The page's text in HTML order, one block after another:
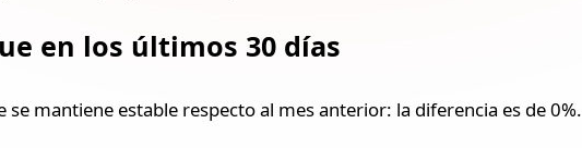
en los últimos 30 días
mantiene estable respecto al mes anterior: la diferencia es de 0%.